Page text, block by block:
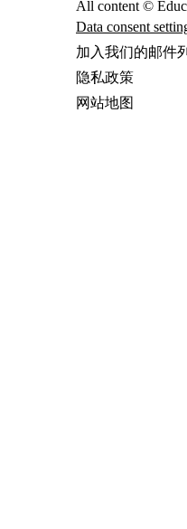
All content ©
Data consent
加入我们的邮件
隐私政策
网站地图